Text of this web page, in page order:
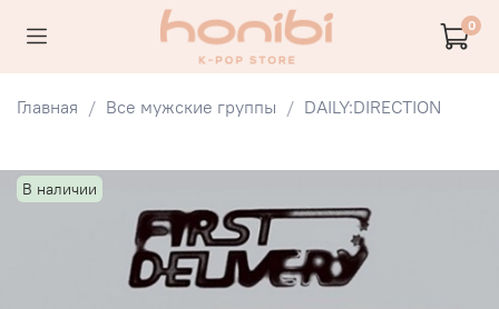
0
Главная Все мужские группы DAILY:DIRECTION
В наличии